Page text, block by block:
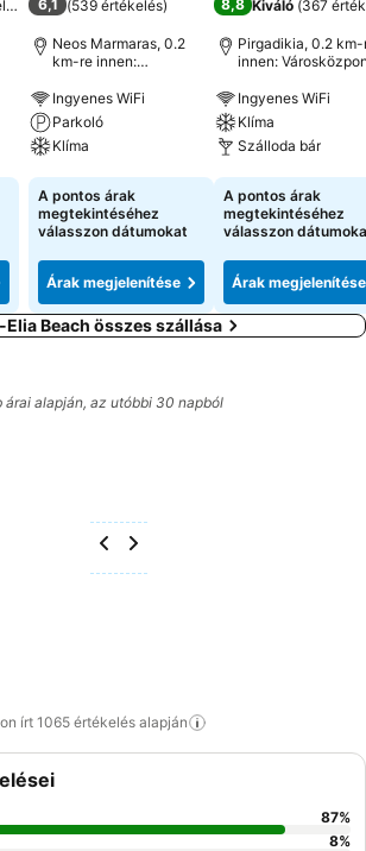
6,1 (539 értékelés)
Neos Marmaras, 0.2
km-re innen:
Ingyenes WiFi
Parkoló
Klíma
Árak megjelenítése
A pontos árak
megtekintéséhez
válasszon dátumokat
Árak megjelenítése
8,8 Kiváló (367
Pirgadikia, 0.2
innen:
Ingyenes WiFi
Klíma
Szálloda bár
Árak
A pontos árak
megtekintéséhez
válasszon
Árak megjelenítése
Beach összes szállása
alapján, az utóbbi 30 napból
írt 1065 értékelés alapján
87%
8%